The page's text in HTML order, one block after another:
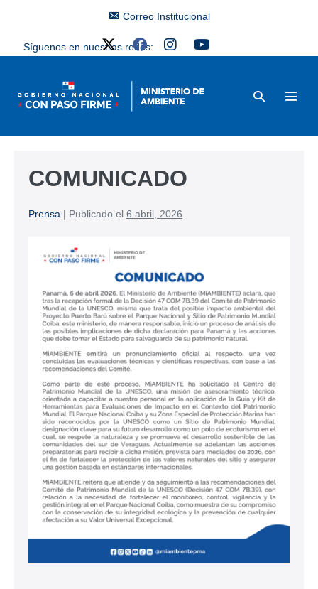
Correo Institucional
Síguenos en nuestras redes:
COMUNICADO
Prensa | Publicado el 6 abril, 2026